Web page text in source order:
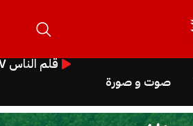
صوت و صورة
قلم الناس TV